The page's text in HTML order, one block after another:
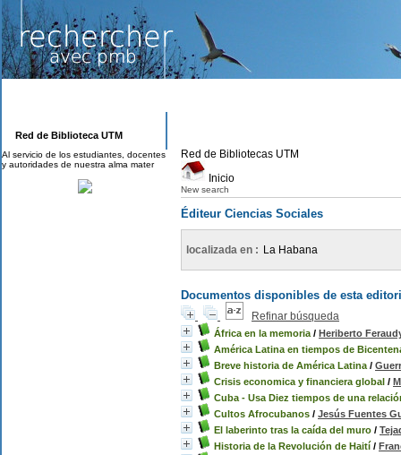
Red de Bibliotecas UTM
Inicio
New search
Éditeur Ciencias Sociales
localizada en : La Habana
Documentos disponibles de esta
Refinar búsqueda
África en la memoria / Heriberto
América Latina en tiempos de
Breve historia de América Latina /
Crisis economica y financiera global /
Cuba - Usa Diez tiempos de una
Cultos Afrocubanos / Jesús Fuentes
El laberinto tras la caída del muro /
Historia de la Revolución de Haití /
Red de Biblioteca UTM
Al servicio de los estudiantes, docentes
y autoridades de nuestra alma mater